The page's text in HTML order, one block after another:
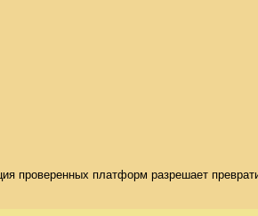
проверенных платформ разрешает